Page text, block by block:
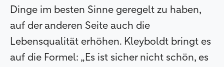
Dinge im besten Sinne geregelt zu haben,
auf der anderen Seite auch die
Lebensqualität erhöhen. Kleyboldt bringt es
auf die Formel: „Es ist sicher nicht schön, es